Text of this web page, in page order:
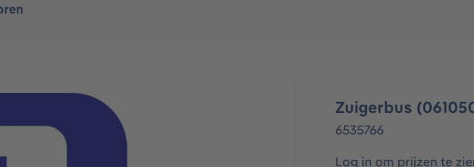
Zuigerbus
6535766
Log in om prijzen te